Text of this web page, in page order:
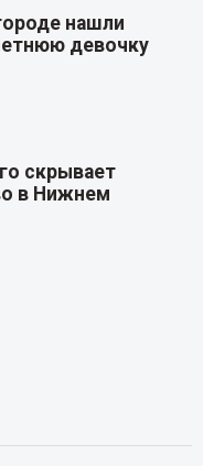
нашли
девочку
скрывает
в Нижнем